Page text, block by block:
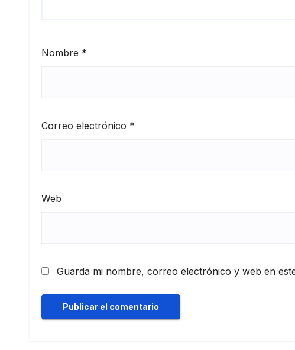
Nombre *
Correo electrónico *
Web
Guarda mi nombre, correo electrónico y web en